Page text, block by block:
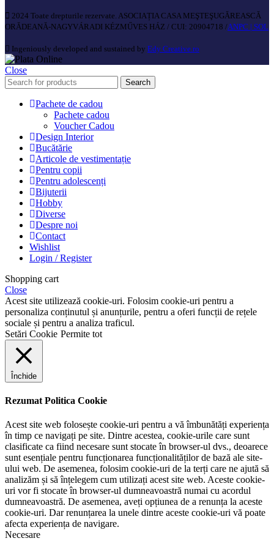
2024 Toate drepturile rezervate. ASOCIAȚIA CASA MEŞTEŞUGĂREASCĂ
ORĂDEANĂ-NAGYVÁRADI KÉZMŰVES HÁZ / CUI: 20904718 /ANPC | SOL
Ingeniously developed and sustained by Edy Creative.ro
Close
Search
Pachete de cadou
Pachete cadou
Voucher Cadou
Design Interior
Bucătărie
Articole de vestimentație
Pentru copii
Pentru adolescenți
Bijuterii
Hobby
Diverse
Despre noi
Contact
Wishlist
Login / Register
Shopping cart
Close
Acest site utilizează cookie-uri. Folosim cookie-uri pentru a
personaliza conținutul și anunțurile, pentru a oferi funcții de rețele
sociale și pentru a analiza traficul.
Setări Cookie Permite tot
Închide
Rezumat Politica Cookie
Acest site web folosește cookie-uri pentru a vă îmbunătăți experiența
în timp ce navigați pe site. Dintre acestea, cookie-urile care sunt
clasificate ca fiind necesare sunt stocate în browser-ul dvs., deoarece
sunt esențiale pentru funcționarea funcționalităților de bază ale site-
ului web. De asemenea, folosim cookie-uri de la terți care ne ajută să
analizăm și să înțelegem cum utilizați acest site web. Aceste cookie-
uri vor fi stocate în browser-ul dumneavoastră numai cu acordul
dumneavoastră. De asemenea, aveți opțiunea de a renunța la aceste
cookie-uri. Dar renunțarea la unele dintre aceste cookie-uri vă poate
afecta experiența de navigare.
Necesare